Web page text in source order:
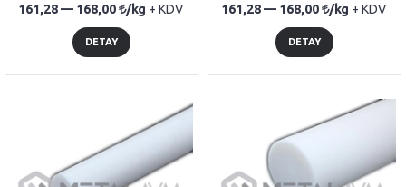
161,28 — 168,00 /kg + KDV
DETAY
161,28 — 168,00 /kg + KDV
DETAY